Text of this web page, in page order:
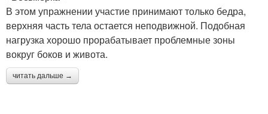
В этом упражнении участие принимают только бедра,
верхняя часть тела остается неподвижной. Подобная
нагрузка хорошо прорабатывает проблемные зоны
вокруг боков и живота.
читать дальше →